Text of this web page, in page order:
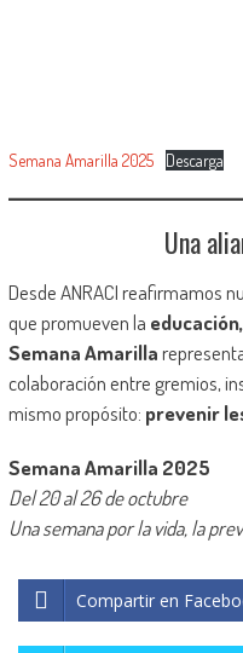
Semana Amarilla 2025 Descarga
Una
Desde ANRACI reafirmamos
que promueven la
Semana Amarilla
colaboración entre gremios,
mismo propósito: prevenir
Semana Amarilla 2025
Del 20 al 26 de octubre
Una semana por la vida, la
Compartir en